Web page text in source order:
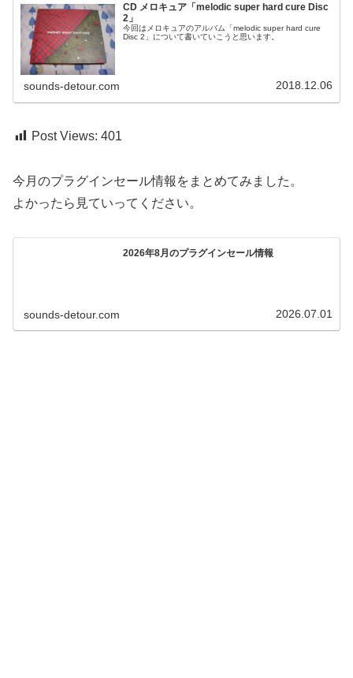
CD メロキュア「melodic super hard cure Disc
2」
今回はメロキュアのアルバム「melodic super hard cure
Disc 2」について書いていこうと思います。
sounds-detour.com 2018.12.06
Post Views: 401
今月のプラグインセール情報をまとめてみました。
よかったら見ていってください。
2026年8月のプラグインセール情報
sounds-detour.com 2026.07.01